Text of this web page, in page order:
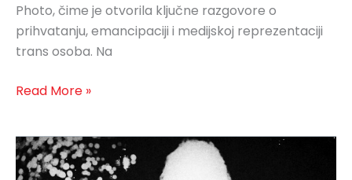
Photo, čime je otvorila ključne razgovore o
prihvatanju, emancipaciji i medijskoj reprezentaciji
trans osoba. Na
Read More »
A
šta